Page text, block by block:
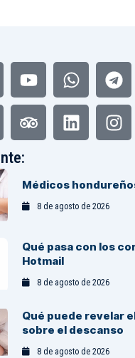
Youtube
Tripadvisor
Linkedin
Médicos
8 de agosto de 2026
Qué pasa con los
Hotmail
8 de agosto de 2026
Qué puede revelar
sobre el descanso
8 de agosto de 2026